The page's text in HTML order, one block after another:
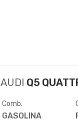
AUDI Q5
Comb.
GASOLINA